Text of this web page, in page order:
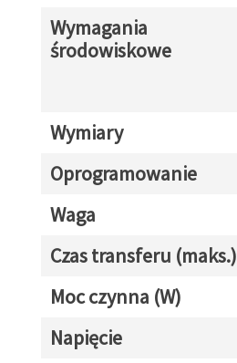
Wymagania
środowiskowe
Wymiary
Oprogramowanie
Waga
Czas transferu (maks.)
Moc czynna (W)
Napięcie